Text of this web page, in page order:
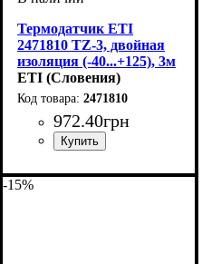
Термодатчик ETI
2471810 TZ-3, двойная
изоляция (-40...+125), 3м
ETI (Словения)
2471810
972.40грн
-15%